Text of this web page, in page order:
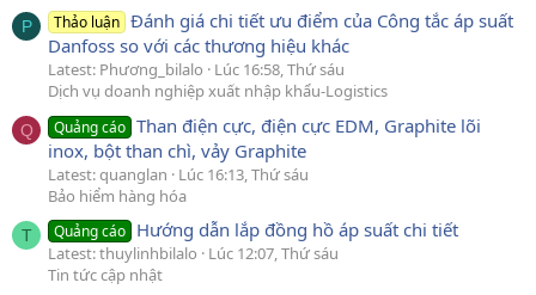
P Thảo luận Đánh giá chi tiết ưu điểm của Công tắc áp suất
Danfoss so với các thương hiệu khác
Latest: Phương_bilalo
Lúc 16:58, Thứ sáu
Dịch vụ doanh nghiệp xuất nhập khẩu-Logistics
Q Quảng cáo Than điện cực, điện cực EDM, Graphite lõi
inox, bột than chì, vảy Graphite
Latest: quanglan
Lúc 16:13, Thứ sáu
Bảo hiểm hàng hóa
T Quảng cáo Hướng dẫn lắp đồng hồ áp suất chi tiết
Latest: thuylinhbilalo
Lúc 12:07, Thứ sáu
Tin tức cập nhật